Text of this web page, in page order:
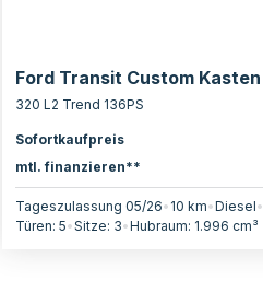
Ford Transit Custom Kasten
320 L2 Trend 136PS
Sofortkaufpreis
mtl. finanzieren**
Tageszulassung 05/26• 10 km•Diesel•
Türen: 5•Sitze: 3•Hubraum: 1.996 cm³